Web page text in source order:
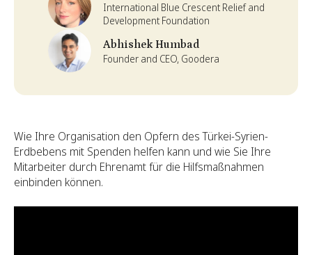
International Blue Crescent Relief and
Development Foundation
Abhishek Humbad
Founder and CEO, Goodera
Wie Ihre Organisation den Opfern des Türkei-Syrien-
Erdbebens mit Spenden helfen kann und wie Sie Ihre
Mitarbeiter durch Ehrenamt für die Hilfsmaßnahmen
einbinden können.